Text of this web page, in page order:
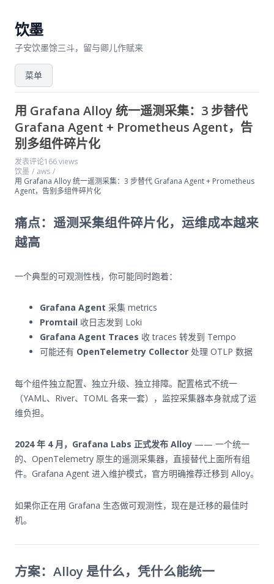
饮墨
子安饮墨馀三斗，留与卿儿作赋来
菜单
用 Grafana Alloy 统一遥测采集：3 步替代
Grafana Agent + Prometheus Agent，告
别多组件碎片化
发表评论166 views
饮墨 / aws /
用 Grafana Alloy 统一遥测采集：3 步替代 Grafana Agent + Prometheus
Agent，告别多组件碎片化
痛点：遥测采集组件碎片化，运维成本越来
越高
一个典型的可观测性栈，你可能同时跑着：
Grafana Agent 采集 metrics
Promtail 收日志发到 Loki
Grafana Agent Traces 收 traces 转发到 Tempo
可能还有 OpenTelemetry Collector 处理 OTLP 数据
每个组件独立配置、独立升级、独立排障。配置格式不统一
（YAML、River、TOML 各来一套），监控采集器本身就成了运
维负担。
2024 年 4 月，Grafana Labs 正式发布 Alloy —— 一个统一
的、OpenTelemetry 原生的遥测采集器，直接替代上面所有组
件。Grafana Agent 进入维护模式，官方明确推荐迁移到 Alloy。
如果你正在用 Grafana 生态做可观测性，现在是迁移的最佳时
机。
方案：Alloy 是什么，凭什么能统一